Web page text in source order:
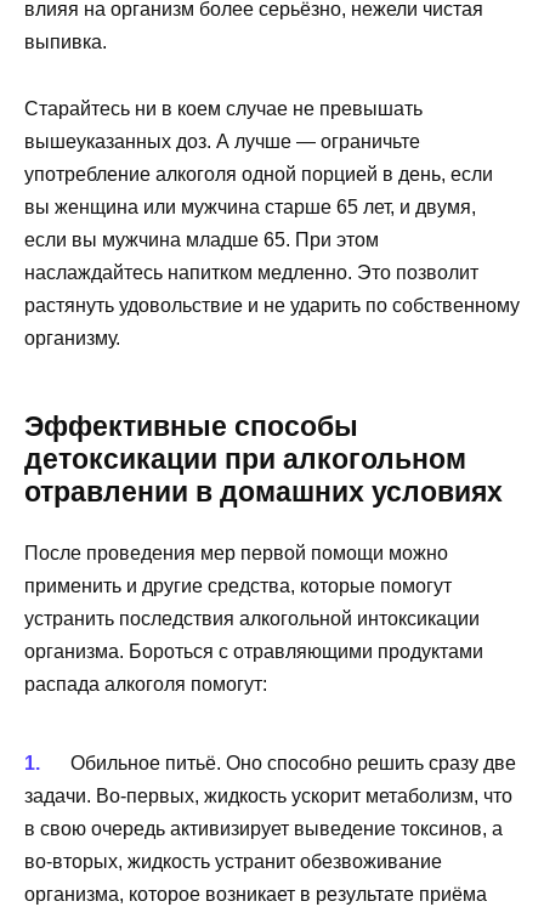
влияя на организм более серьёзно, нежели чистая
выпивка.
Старайтесь ни в коем случае не превышать
вышеуказанных доз. А лучше — ограничьте
употребление алкоголя одной порцией в день, если
вы женщина или мужчина старше 65 лет, и двумя,
если вы мужчина младше 65. При этом
наслаждайтесь напитком медленно. Это позволит
растянуть удовольствие и не ударить по собственному
организму.
Эффективные способы
детоксикации при алкогольном
отравлении в домашних условиях
После проведения мер первой помощи можно
применить и другие средства, которые помогут
устранить последствия алкогольной интоксикации
организма. Бороться с отравляющими продуктами
распада алкоголя помогут:
Обильное питьё. Оно способно решить сразу две
задачи. Во-первых, жидкость ускорит метаболизм, что
в свою очередь активизирует выведение токсинов, а
во-вторых, жидкость устранит обезвоживание
организма, которое возникает в результате приёма